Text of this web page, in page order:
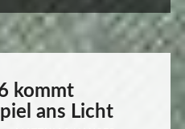
kommt
ans Licht